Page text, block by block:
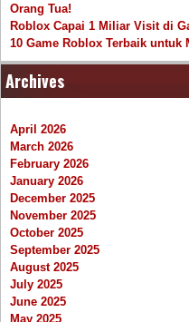
Orang Tua!
Roblox Capai 1 Miliar Visit di
10 Game Roblox Terbaik untuk
Archives
April 2026
March 2026
February 2026
January 2026
December 2025
November 2025
October 2025
September 2025
August 2025
July 2025
June 2025
May 2025